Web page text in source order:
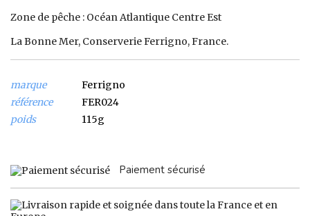
Zone de pêche : Océan Atlantique Centre Est
La Bonne Mer, Conserverie Ferrigno, France.
marque
Ferrigno
référence
FER024
poids
115g
Paiement sécurisé